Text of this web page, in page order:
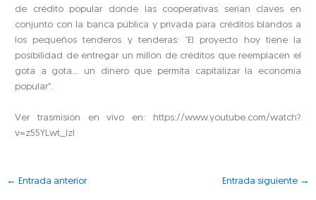
de crédito popular donde las cooperativas serían claves en
conjunto con la banca pública y privada para créditos blandos a
los pequeños tenderos y tenderas: “El proyecto hoy tiene la
posibilidad de entregar un millón de créditos que reemplacen el
gota a gota… un dinero que permita capitalizar la economía
popular”.
Ver trasmisión en vivo en: https://www.youtube.com/watch?
v=z55YLwt_lzI
← Entrada anterior Entrada siguiente →